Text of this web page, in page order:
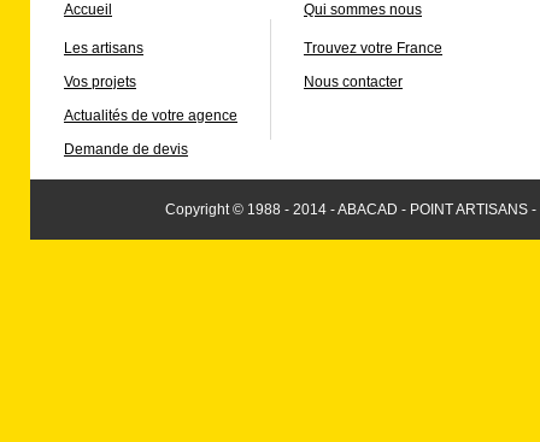
Accueil
Les artisans
Vos projets
Actualités de votre agence
Demande de devis
Qui sommes nous
Trouvez votre France
Nous contacter
Copyright © 1988 - 2014 - ABACAD - POINT ARTISANS